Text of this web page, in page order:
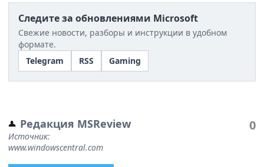
Следите за обновлениями Microsoft
Свежие новости, разборы и инструкции в удобном
формате.
Telegram
RSS Gaming
Редакция MSReview
Источник:
www.windowscentral.com
0